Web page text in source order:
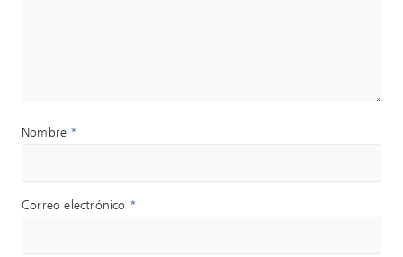
Nombre *
Correo electrónico *